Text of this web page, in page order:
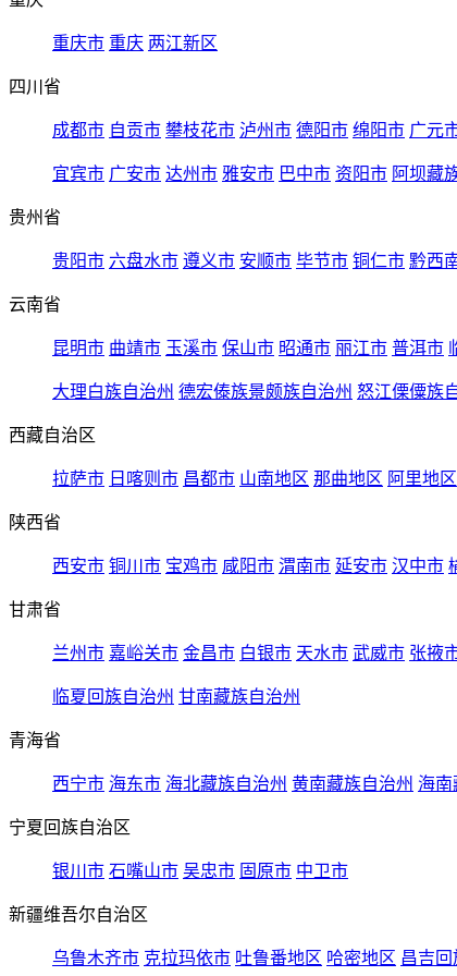
重庆市 重庆 两江新区
四川省
成都市 自贡市 攀枝花市 泸州市 德阳市 绵阳市 广元
宜宾市 广安市 达州市 雅安市 巴中市 资阳市 阿坝藏
贵州省
贵阳市 六盘水市 遵义市 安顺市 毕节市 铜仁市 黔西
云南省
昆明市 曲靖市 玉溪市 保山市 昭通市 丽江市 普洱市
大理白族自治州 德宏傣族景颇族自治州 怒江傈僳族
西藏自治区
拉萨市 日喀则市 昌都市 山南地区 那曲地区 阿里地区
陕西省
西安市 铜川市 宝鸡市 咸阳市 渭南市 延安市 汉中市
甘肃省
兰州市 嘉峪关市 金昌市 白银市 天水市 武威市 张掖
临夏回族自治州 甘南藏族自治州
青海省
西宁市 海东市 海北藏族自治州 黄南藏族自治州 海南
宁夏回族自治区
银川市 石嘴山市 吴忠市 固原市 中卫市
新疆维吾尔自治区
乌鲁木齐市 克拉玛依市 吐鲁番地区 哈密地区 昌吉回